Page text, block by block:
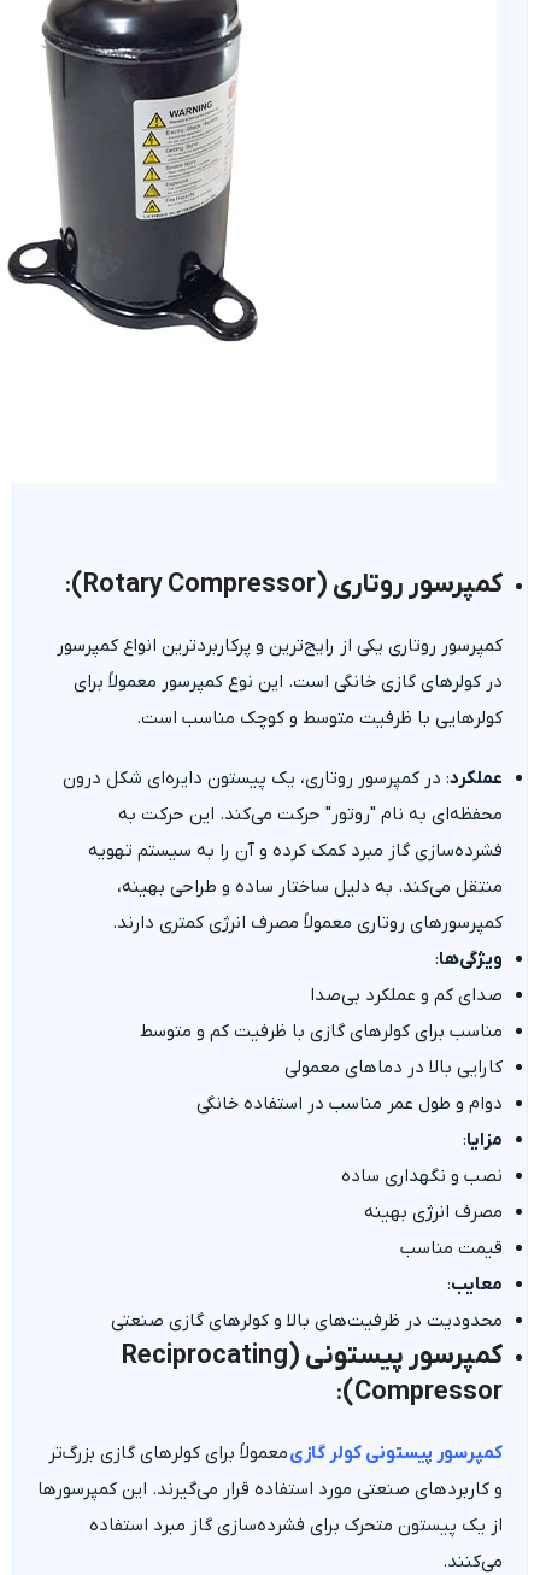
کمپرسور روتاری (Rotary Compressor) :
کمپرسور روتاری یکی از رایج‌ترین و پرکاربردترین انواع کمپرسور
در کولرهای گازی خانگی است. این نوع کمپرسور معمولاً برای
کولرهایی با ظرفیت متوسط و کوچک مناسب است.
عملکرد: در کمپرسور روتاری، یک پیستون دایره‌ای شکل درون
محفظه‌ای به نام "روتور" حرکت می‌کند. این حرکت به
فشرده‌سازی گاز مبرد کمک کرده و آن را به سیستم تهویه
منتقل می‌کند. به دلیل ساختار ساده و طراحی بهینه،
کمپرسورهای روتاری معمولاً مصرف انرژی کمتری دارند.
ویژگی‌ها:
صدای کم و عملکرد بی‌صدا
مناسب برای کولرهای گازی با ظرفیت کم و متوسط
کارایی بالا در دماهای معمولی
دوام و طول عمر مناسب در استفاده خانگی
مزایا:
نصب و نگهداری ساده
مصرف انرژی بهینه
قیمت مناسب
معایب:
محدودیت در ظرفیت‌های بالا و کولرهای گازی صنعتی
کمپرسور پیستونی (Reciprocating
Compressor)
:
کمپرسور پیستونی کولر گازیمعمولاً برای کولرهای گازی بزرگ‌تر
و کاربردهای صنعتی مورد استفاده قرار می‌گیرند. این کمپرسورها
از یک پیستون متحرک برای فشرده‌سازی گاز مبرد استفاده
می‌کنند.